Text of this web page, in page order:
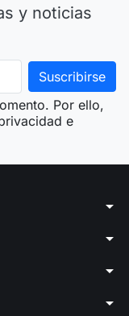
y noticias
Por ello,
e
arrow_drop_down
arrow_drop_down
arrow_drop_down
arrow_drop_down